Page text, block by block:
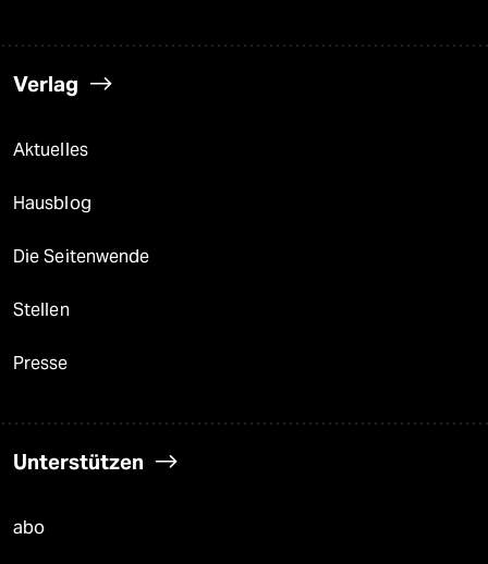
Verlag
Aktuelles
Hausblog
Die Seitenwende
Stellen
Presse
Unterstützen
abo